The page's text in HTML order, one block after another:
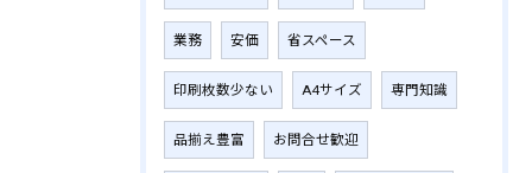
業務 安価 省スペース
印刷枚数少ない A4サイズ 専門知識
品揃え豊富 お問合せ歓迎